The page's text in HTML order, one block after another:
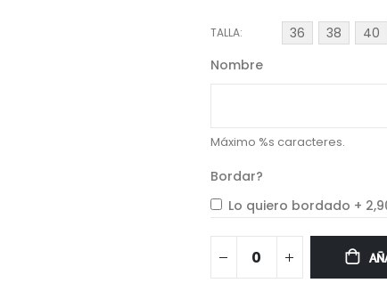
TALLA 36 38 40
Nombre
Máximo %s caracteres.
Bordar?
Lo quiero bordado +